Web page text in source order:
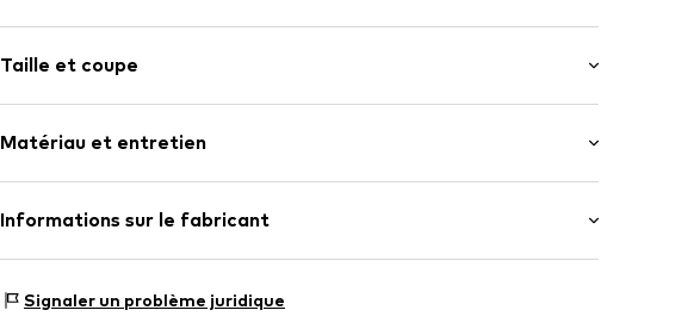
Doux au toucher
Taille et coupe
Matériau et entretien
Matériau : 95% Coton, 5% Élasthane
Informations sur le fabricant
Reactorweg 101
Signaler un problème juridique